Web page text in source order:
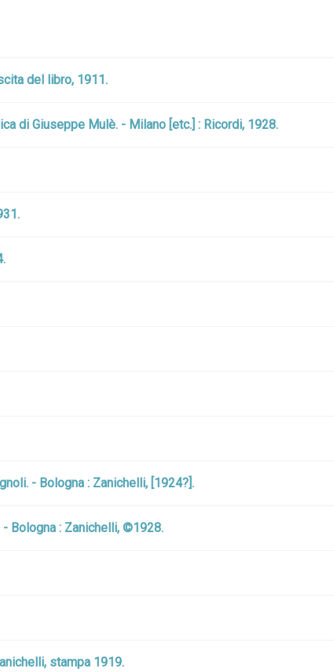
del libro, 1911.
di Giuseppe Mulè. - Milano [etc.] : Ricordi, 1928.
- Bologna : Zanichelli, [1924?].
Bologna : Zanichelli, ©1928.
stampa 1919.